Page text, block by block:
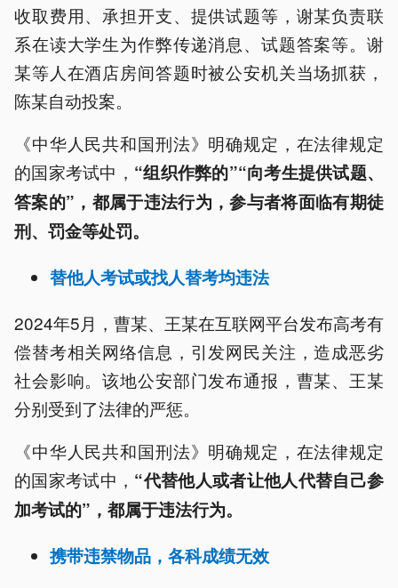
收取费用、承担开支、提供试题等，谢某负责联
系在读大学生为作弊传递消息、试题答案等。谢
某等人在酒店房间答题时被公安机关当场抓获，
陈某自动投案。
《中华人民共和国刑法》明确规定，在法律规定
的国家考试中， “组织作弊的”“向考生提供试题、
答案的”，都属于违法行为，参与者将面临有期徒
刑、罚金等处罚。
替他人考试或找人替考均违法
2024年5月，曹某、王某在互联网平台发布高考有
偿替考相关网络信息，引发网民关注，造成恶劣
社会影响。该地公安部门发布通报，曹某、王某
分别受到了法律的严惩。
《中华人民共和国刑法》明确规定，在法律规定
的国家考试中， “代替他人或者让他人代替自己参
加考试的”，都属于违法行为。
携带违禁物品，各科成绩无效